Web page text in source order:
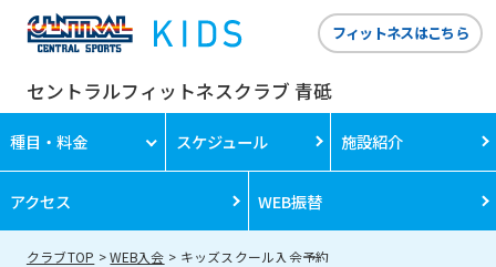
セントラルフィットネスクラブ 青砥
フィットネスはこちら
種目・料金 スケジュール 施設紹介
アクセス WEB振替
クラブTOP WEB入会 キッズスクール入会予約